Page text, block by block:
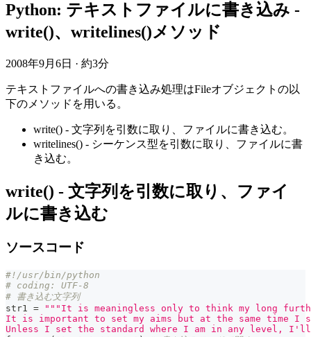
Python: テキストファイルに書き込み -
write()、writelines()メソッド
2008年9月6日 · 約3分
テキストファイルへの書き込み処理はFileオブジェクトの以
下のメソッドを用いる。
write() - 文字列を引数に取り、ファイルに書き込む。
writelines() - シーケンス型を引数に取り、ファイルに書
き込む。
write() - 文字列を引数に取り、ファイ
ルに書き込む
ソースコード
#!/usr/bin/python
# coding: UTF-8
# 書き込む文字列
str1 =
"""It is meaningless only to think my long
It is important to set my aims but at the same time I
Unless I set the standard where I am in any level, I'll